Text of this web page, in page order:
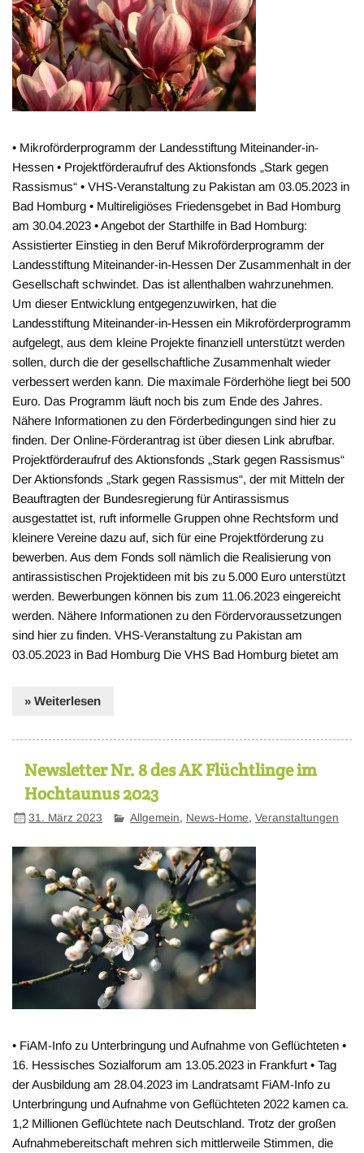
• Mikroförderprogramm der Landesstiftung Miteinander-in-
Hessen • Projektförderaufruf des Aktionsfonds „Stark gegen
Rassismus“ • VHS-Veranstaltung zu Pakistan am 03.05.2023 in
Bad Homburg • Multireligiöses Friedensgebet in Bad Homburg
am 30.04.2023 • Angebot der Starthilfe in Bad Homburg:
Assistierter Einstieg in den Beruf Mikroförderprogramm der
Landesstiftung Miteinander-in-Hessen Der Zusammenhalt in der
Gesellschaft schwindet. Das ist allenthalben wahrzunehmen.
Um dieser Entwicklung entgegenzuwirken, hat die
Landesstiftung Miteinander-in-Hessen ein Mikroförderprogramm
aufgelegt, aus dem kleine Projekte finanziell unterstützt werden
sollen, durch die der gesellschaftliche Zusammenhalt wieder
verbessert werden kann. Die maximale Förderhöhe liegt bei 500
Euro. Das Programm läuft noch bis zum Ende des Jahres.
Nähere Informationen zu den Förderbedingungen sind hier zu
finden. Der Online-Förderantrag ist über diesen Link abrufbar.
Projektförderaufruf des Aktionsfonds „Stark gegen Rassismus“
Der Aktionsfonds „Stark gegen Rassismus“, der mit Mitteln der
Beauftragten der Bundesregierung für Antirassismus
ausgestattet ist, ruft informelle Gruppen ohne Rechtsform und
kleinere Vereine dazu auf, sich für eine Projektförderung zu
bewerben. Aus dem Fonds soll nämlich die Realisierung von
antirassistischen Projektideen mit bis zu 5.000 Euro unterstützt
werden. Bewerbungen können bis zum 11.06.2023 eingereicht
werden. Nähere Informationen zu den Fördervoraussetzungen
sind hier zu finden. VHS-Veranstaltung zu Pakistan am
03.05.2023 in Bad Homburg Die VHS Bad Homburg bietet am
» Weiterlesen
Newsletter Nr. 8 des AK Flüchtlinge im
Hochtaunus 2023
31. März 2023 Allgemein, News-Home,Veranstaltungen
• FiAM-Info zu Unterbringung und Aufnahme von Geflüchteten •
16. Hessisches Sozialforum am 13.05.2023 in Frankfurt • Tag
der Ausbildung am 28.04.2023 im Landratsamt FiAM-Info zu
Unterbringung und Aufnahme von Geflüchteten 2022 kamen ca.
1,2 Millionen Geflüchtete nach Deutschland. Trotz der großen
Aufnahmebereitschaft mehren sich mittlerweile Stimmen, die